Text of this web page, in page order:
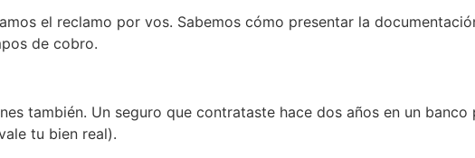
el reclamo por vos. Sabemos cómo presentar la
de cobro.
también. Un seguro que contrataste hace dos años en un
tu bien real).